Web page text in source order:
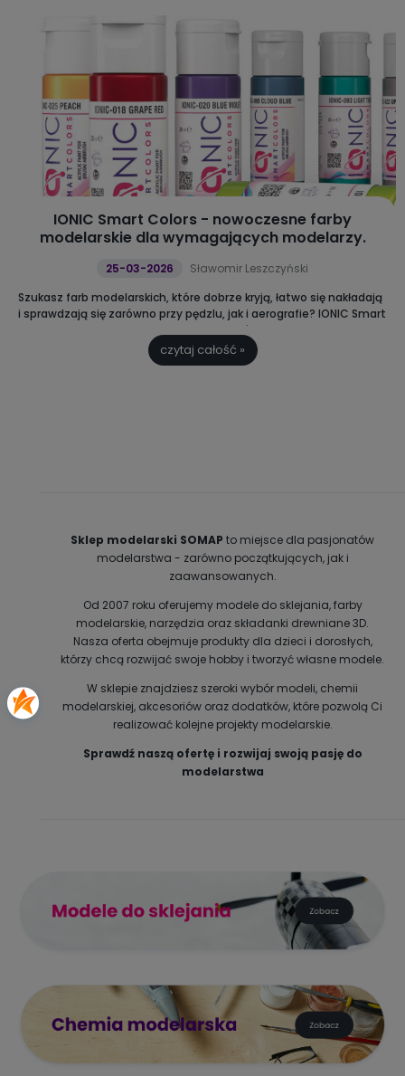
IONIC Smart Colors - nowoczesne farby
modelarskie dla wymagających modelarzy.
25-03-2026
Sławomir Leszczyński
Szukasz farb modelarskich, które dobrze kryją, łatwo się nakładają
i sprawdzają się zarówno przy pędzlu, jak i aerografie? IONIC Smart
Colors to nowoczesne farby akrylowe, które ułatwiają malowanie i
pozwalają uzyskać lepszy efekt końcowy. Sprawdź, dlaczego
modelarze coraz częściej je wybierają.
czytaj całość »
Sklep modelarski SOMAP to miejsce dla pasjonatów
modelarstwa - zarówno początkujących, jak i
zaawansowanych.
Od 2007 roku oferujemy modele do sklejania, farby
modelarskie, narzędzia oraz składanki drewniane 3D.
Nasza oferta obejmuje produkty dla dzieci i dorosłych,
którzy chcą rozwijać swoje hobby i tworzyć własne modele.
W sklepie znajdziesz szeroki wybór modeli, chemii
modelarskiej, akcesoriów oraz dodatków, które pozwolą Ci
realizować kolejne projekty modelarskie.
Sprawdź naszą ofertę i rozwijaj swoją pasję do
modelarstwa